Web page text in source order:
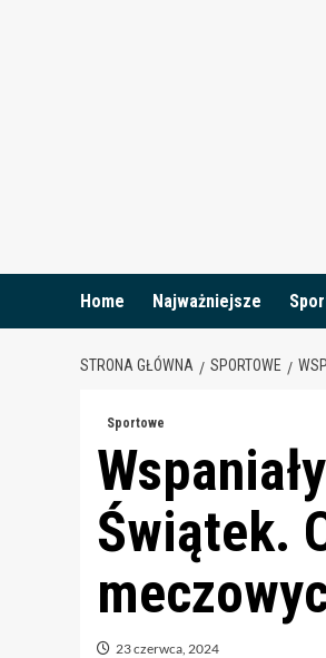
Home Najważniejsze
STRONA GŁÓWNA SPORTOWE
Sportowe
Świątek.
23 czerwca, 2024